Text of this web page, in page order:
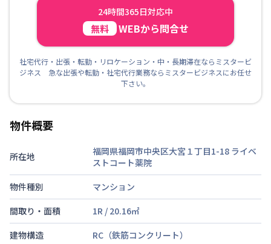
24時間365日対応中
無料 WEBから問合せ
社宅代行・出張・転勤・リロケーション・中・長期滞在ならミスタービ
ジネス 急な出張や転勤・社宅代行業務ならミスタービジネスにお任せ
下さい。
物件概要
所在地 福岡県福岡市中央区大宮１丁目1-18 ライベ
ストコート薬院
物件種別
マンション
間取り・面積
1R / 20.16㎡
建物構造
RC（鉄筋コンクリート）